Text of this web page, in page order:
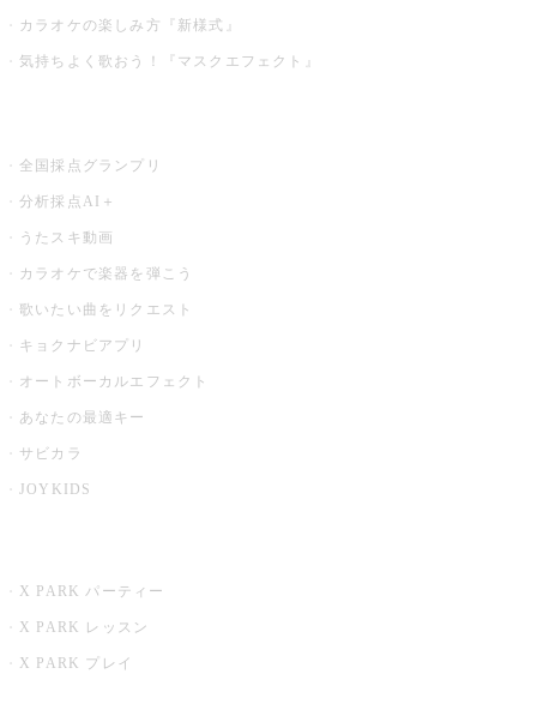
カラオケの楽しみ方『新様式』
気持ちよく歌おう！『マスクエフェクト』
全国採点グランプリ
分析採点AI＋
うたスキ動画
カラオケで楽器を弾こう
歌いたい曲をリクエスト
キョクナビアプリ
オートボーカルエフェクト
あなたの最適キー
サビカラ
JOYKIDS
X PARK パーティー
X PARK レッスン
X PARK プレイ